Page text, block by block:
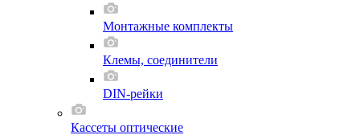
Монтажные комплекты
Клемы, соединители
DIN-рейки
Кассеты оптические